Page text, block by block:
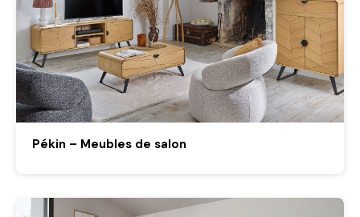
Pékin – Meubles de salon